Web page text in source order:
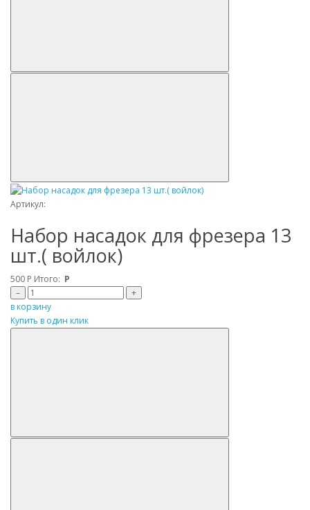
Артикул:
Набор насадок для фрезера 13
шт.( войлок)
500 Р Итого: Р
–
+
в корзину
Купить в один клик